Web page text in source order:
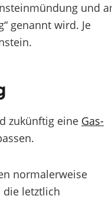
und
genannt wird. Je
zukünftig eine Gas-
normalerweise
die letztlich